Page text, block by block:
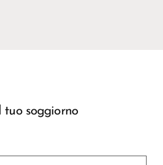
tuo soggiorno